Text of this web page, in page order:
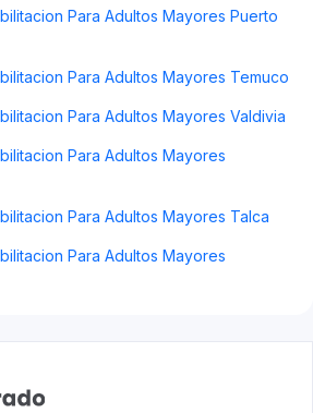
Para Adultos Mayores Puerto
Para Adultos Mayores Temuco
Para Adultos Mayores Valdivia
Para Adultos Mayores
Para Adultos Mayores Talca
Para Adultos Mayores